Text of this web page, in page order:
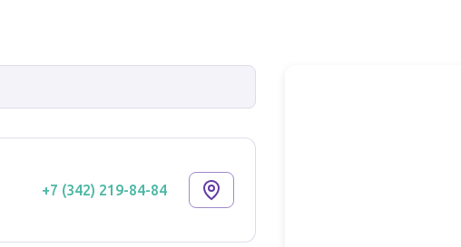
+7 (342) 219-84-84